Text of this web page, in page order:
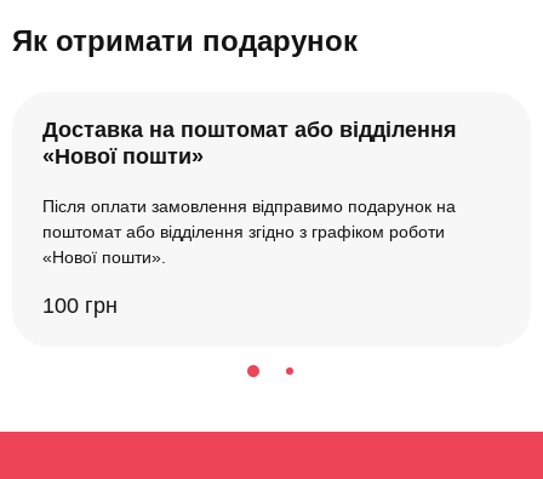
Як отримати подарунок
Доставка на поштомат або відділення
«Нової пошти»
Після оплати замовлення відправимо подарунок на
поштомат або відділення згідно з графіком роботи
«Нової пошти».
100 грн